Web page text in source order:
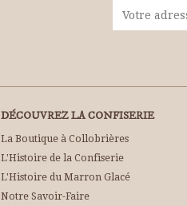
DÉCOUVREZ LA CONFISERIE
La Boutique à Collobrières
L'Histoire de la Confiserie
L'Histoire du Marron Glacé
Notre Savoir-Faire